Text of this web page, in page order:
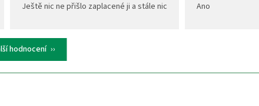
Ještě nic ne přišlo zaplacené ji a stále nic
Ano
hodnocení